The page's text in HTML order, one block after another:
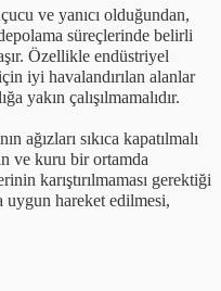
ve yanıcı olduğundan,
süreçlerinde belirli
Özellikle endüstriyel
iyi havalandırılan alanlar
yakın çalışılmamalıdır.
ağızları sıkıca kapatılmalı
ve kuru bir ortamda
karıştırılmaması gerektiği
hareket edilmesi,